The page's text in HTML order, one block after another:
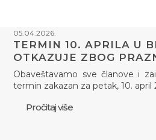
05.04.2026.
TERMIN 10. APRILA U
OTKAZUJE ZBOG
Obaveštavamo sve članove i
termin zakazan za petak, 10. april
Pročitaj više